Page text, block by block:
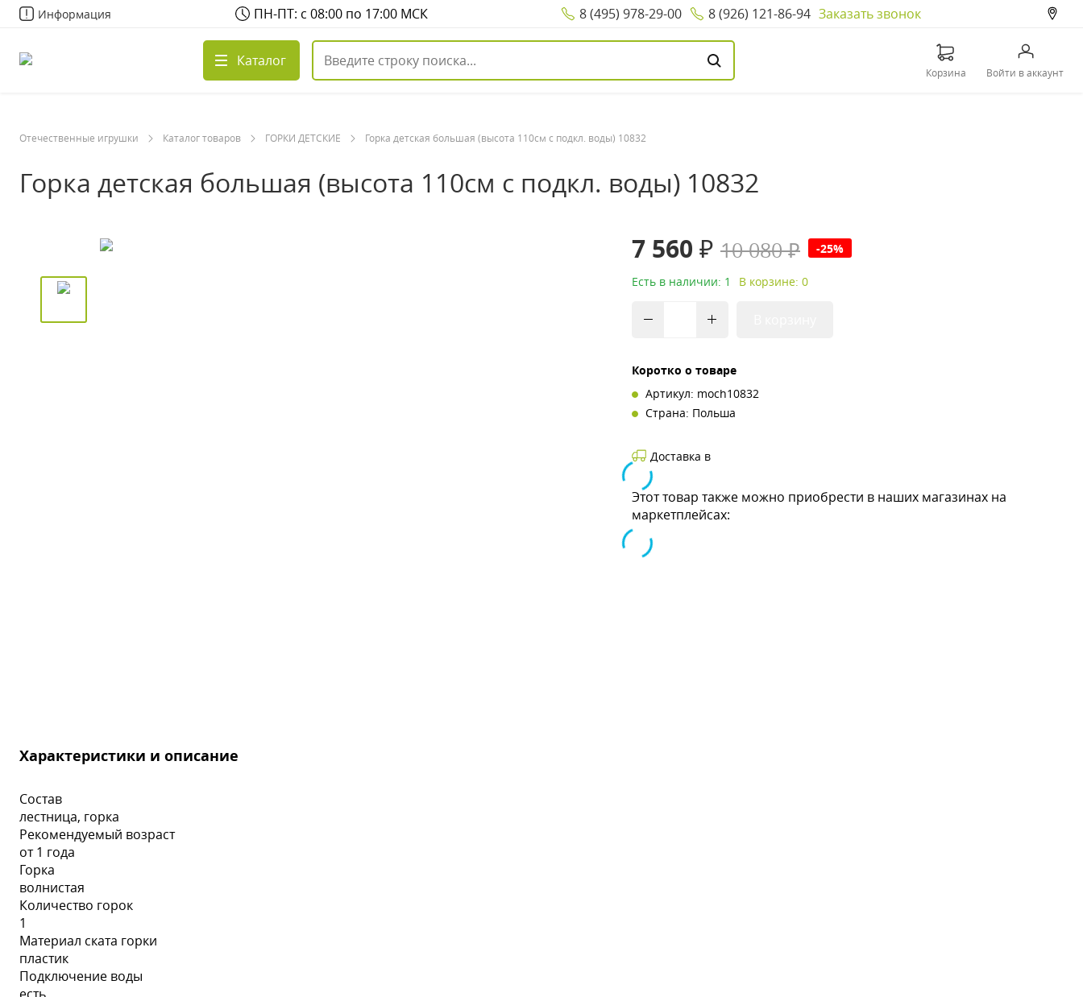
Информация ПН-ПТ: с 08:00 по 17:00 МСК 8 (495) 978-29-00 8 (926) 121-86-94 Заказать звонок
Каталог
Корзина Войти в аккаунт
Отечественные игрушки Каталог товаров ГОРКИ ДЕТСКИЕ Горка детская большая (высота 110см с подкл. воды) 10832
Горка детская большая (высота 110см с подкл. воды) 10832
7 560 ₽ 10 080 ₽ -25%
Есть в наличии: 1 В корзине: 0
Коротко о товаре
Артикул: moch10832
Страна: Польша
Доставка в
Этот товар также можно приобрести в наших магазинах на
маркетплейсах:
Характеристики и описание
Состав
лестница, горка
Рекомендуемый возраст
от 1 года
Горка
волнистая
Количество горок
1
Материал ската горки
пластик
Подключение воды